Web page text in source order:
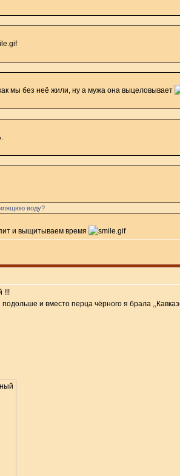
мы без неё жили, ну а мужа она выцеловывает
воду?
и выщитываем время
!!!
и вместо перца чёрного я брала